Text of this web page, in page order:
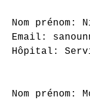
Nom prénom:
Email:
Hôpital:
Nom prénom: